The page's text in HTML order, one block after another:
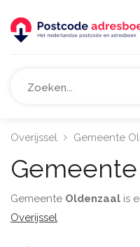
Overijssel Gemeente
Gemeente
Gemeente Oldenzaal is
Overijssel